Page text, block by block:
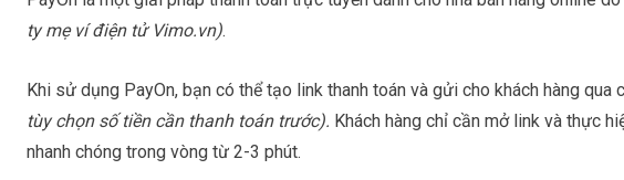
ty mẹ ví điện tử Vimo.vn).
Khi sử dụng PayOn, bạn có thể tạo link thanh toán và gửi cho khách hàng qua
tùy chọn số tiền cần thanh toán trước). Khách hàng chỉ cần mở link và thực
nhanh chóng trong vòng từ 2-3 phút.